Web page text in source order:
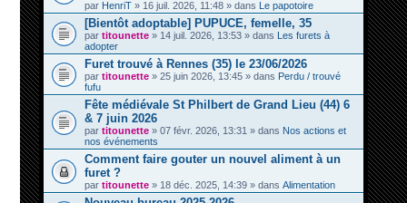
par HenriT» 16 juil. 2026, 11:48 » dans Le papotoire
[Bientôt adoptable] PUPUCE, femelle, 35
par titounette» 14 juil. 2026, 13:53 » dans Les furets à
adopter
Furet trouvé à Rennes (35) le 23/06/2026
par titounette» 25 juin 2026, 13:45 » dans Perdu / trouvé
fufu
Fête médiévale St Philbert de Grand Lieu (44) 6
& 7 juin 2026
par titounette» 07 févr. 2026, 13:31 » dans Nos actions et
nos événements
Comment faire gouter un nouvel aliment à un
furet ?
par titounette» 18 déc. 2025, 14:39 » dans Alimentation